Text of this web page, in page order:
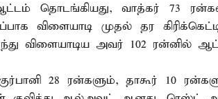
தொடங்கியது, வாத்கர் 73
விளையாடி முதல் தர
விளையாடிய அவர் 102 ரன்னில்
28 ரன்களும், தாகூர் 10